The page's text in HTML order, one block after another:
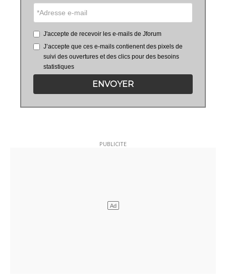
J'accepte de recevoir les e-mails de Jforum
J’accepte que ces e-mails contienent des pixels de
suivi des ouvertures et des clics pour des besoins
statistiques
ENVOYER